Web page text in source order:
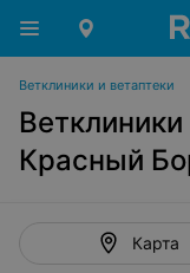
Ветклиники и ветаптеки
Красный
Карта